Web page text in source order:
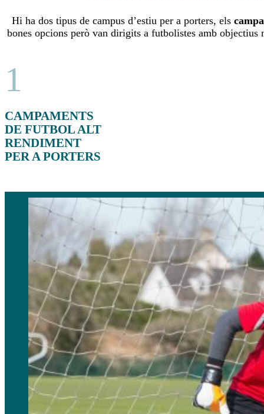
Hi ha dos tipus de campus d’estiu per a porters, els
bones opcions però van dirigits a futbolistes amb
1
CAMPAMENTS
DE FUTBOL ALT
RENDIMENT
PER A PORTERS